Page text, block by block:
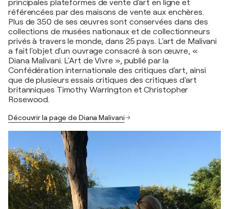
principales plateformes de vente d'art en ligne et
référencées par des maisons de vente aux enchères.
Plus de 350 de ses œuvres sont conservées dans des
collections de musées nationaux et de collectionneurs
privés à travers le monde, dans 25 pays. L'art de Malivani
a fait l'objet d'un ouvrage consacré à son œuvre, «
Diana Malivani. L'Art de Vivre », publié par la
Confédération internationale des critiques d'art, ainsi
que de plusieurs essais critiques des critiques d'art
britanniques Timothy Warrington et Christopher
Rosewood.
Découvrir la page de Diana Malivani